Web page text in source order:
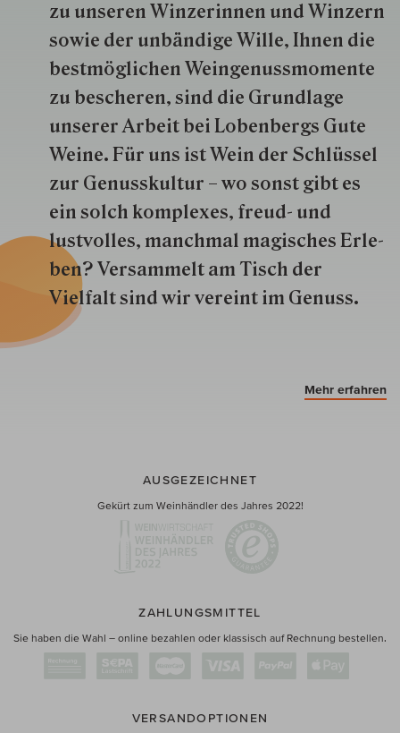
zu unseren Win­zer­innen und Win­zern
so­wie der un­bän­dige Wille, Ihnen die
best­mög­lich­en Wein­genuss­momente
zu besche­ren, sind die Grund­lage
unserer Arbeit bei Lobenbergs Gute
Weine. Für uns ist Wein der Schlüs­sel
zur Genuss­kultur – wo sonst gibt es
ein solch kom­plexes, freud- und
lustvolles, manchmal ma­gisch­es Er­le­
ben? Versammelt am Tisch der
Vielfalt sind wir ver­eint im Genuss.
Mehr erfahren
AUSGEZEICHNET
Gekürt zum Weinhändler des Jahres 2022!
ZAHLUNGSMITTEL
Sie haben die Wahl – online bezahlen oder klassisch auf Rechnung bestellen.
VERSANDOPTIONEN